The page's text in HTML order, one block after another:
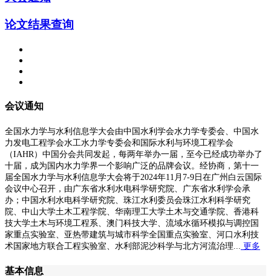
论文结果查询
会议通知
全国水力学与水利信息学大会由中国水利学会水力学专委会、中国水
力发电工程学会水工水力学专委会和国际水利与环境工程学会
（IAHR）中国分会共同发起，每两年举办一届，至今已经成功举办了
十届，成为国内水力学界一个影响广泛的品牌会议。经协商，第十一
届全国水力学与水利信息学大会将于2024年11月7-9日在广州白云国际
会议中心召开，由广东省水利水电科学研究院、广东省水利学会承
办；中国水利水电科学研究院、珠江水利委员会珠江水利科学研究
院、中山大学土木工程学院、华南理工大学土木与交通学院、香港科
技大学土木与环境工程系、澳门科技大学、流域水循环模拟与调控国
家重点实验室、亚热带建筑与城市科学全国重点实验室、河口水利技
术国家地方联合工程实验室、水利部泥沙科学与北方河流治理... 更多
基本信息